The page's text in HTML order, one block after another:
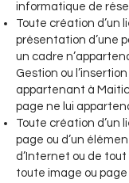
informatique de
Toute création d’un
présentation d’une
un cadre
Gestion ou
appartenant à
page ne lui
Toute création d’un
page ou d’un
d’Internet ou de
toute image ou